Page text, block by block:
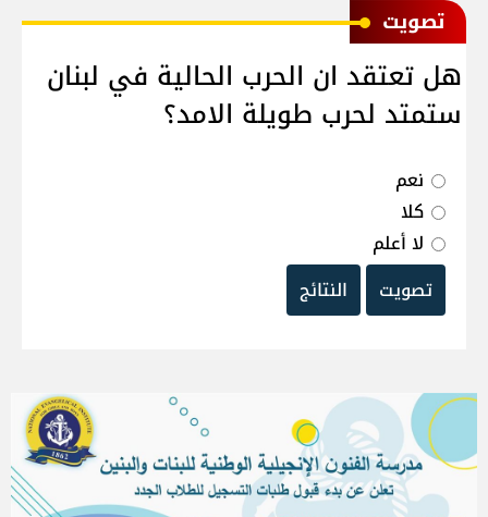
ﺗﺼﻮﻳﺖ
هل تعتقد ان الحرب الحالية في لبنان
ستمتد لحرب طويلة الامد؟
نعم
كلا
لا أعلم
تصويت
النتائج